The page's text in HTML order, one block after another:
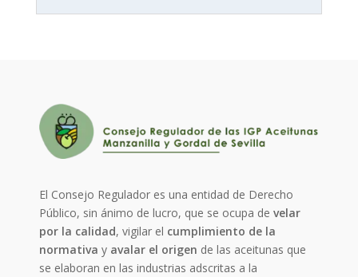
El Consejo Regulador es una entidad de Derecho
Público, sin ánimo de lucro, que se ocupa develar
por la calidad, vigilar el cumplimiento de la
normativa y avalar el origen de las aceitunas que
se elaboran en las industrias adscritas a la